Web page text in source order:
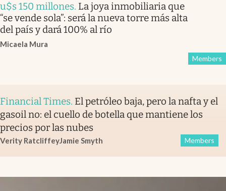
u$s 150 millones. La joya inmobiliaria que
“se vende sola”: será la nueva torre más alta
del país y dará 100% al río
Micaela Mura
Members
Financial Times. El petróleo baja, pero la nafta y el
gasoil no: el cuello de botella que mantiene los
precios por las nubes
Verity RatcliffeyJamie Smyth Members